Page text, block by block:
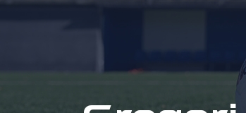
Gregori